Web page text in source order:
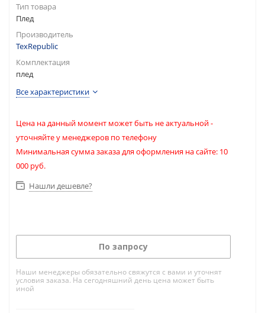
Тип товара
Плед
Производитель
TexRepublic
Комплектация
плед
Все характеристики
Цена на данный момент может быть не актуальной -
уточняйте у менеджеров по телефону
Минимальная сумма заказа для оформления на сайте: 10
000 руб.
Нашли дешевле?
По запросу
Наши менеджеры обязательно свяжутся с вами и уточнят
условия заказа. На сегодняшний день цена может быть
иной